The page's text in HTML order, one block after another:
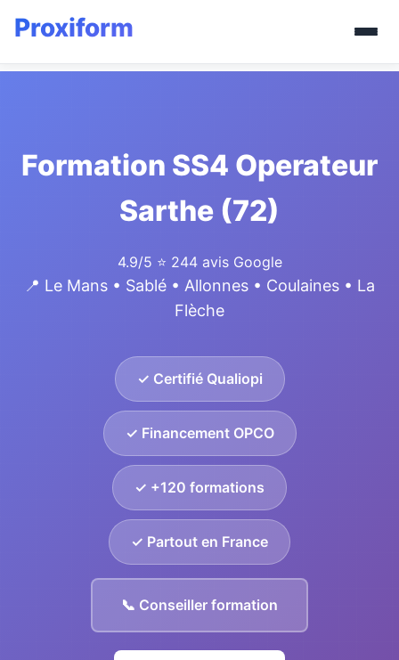
Formation SS4 Operateur
Sarthe (72)
4.9/5 ⭐ 244 avis Google
📍 Le Mans • Sablé • Allonnes • Coulaines • La
Flèche
✓ Certifié Qualiopi
✓ Financement OPCO
✓ +120 formations
✓ Partout en France
📞 Conseiller formation